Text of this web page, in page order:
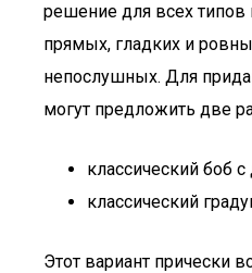
решение для всех типов
прямых, гладких и
непослушных. Для
могут предложить две
классический боб
классический
Этот вариант прически